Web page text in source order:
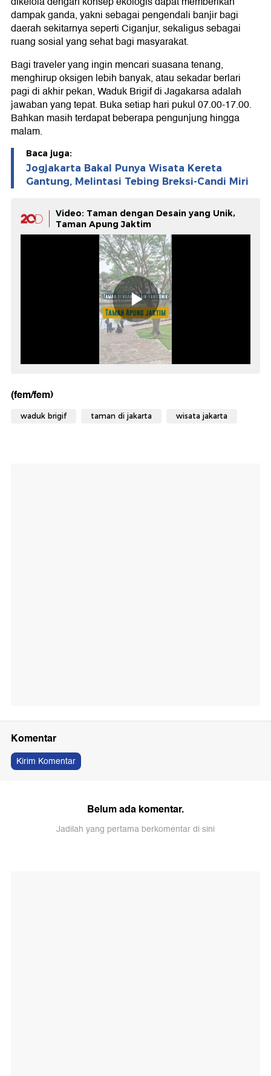
dampak ganda, yakni sebagai pengendali banjir bagi
daerah sekitarnya seperti Ciganjur, sekaligus sebagai
ruang sosial yang sehat bagi masyarakat.
Bagi traveler yang ingin mencari suasana tenang,
menghirup oksigen lebih banyak, atau sekadar berlari
pagi di akhir pekan, Waduk Brigif di Jagakarsa adalah
jawaban yang tepat. Buka setiap hari pukul 07.00-17.00.
Bahkan masih terdapat beberapa pengunjung hingga
malam.
Baca juga:
Jogjakarta Bakal Punya Wisata Kereta
Gantung, Melintasi Tebing Breksi-Candi Miri
Video: Taman dengan Desain yang Unik,
Taman Apung Jaktim
(fem/fem)
waduk brigif taman di jakarta wisata jakarta
Komentar
Kirim Komentar
Belum ada komentar.
Jadilah yang pertama berkomentar di sini